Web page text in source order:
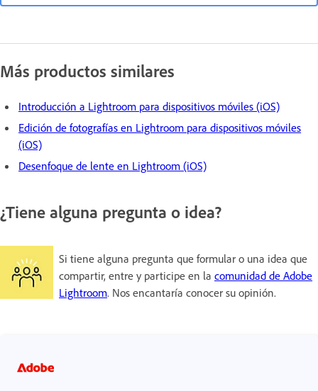
Más productos similares
Introducción a Lightroom para dispositivos móviles (iOS)
Edición de fotografías en Lightroom para dispositivos móviles
(iOS)
Desenfoque de lente en Lightroom (iOS)
¿Tiene alguna pregunta o idea?
Si tiene alguna pregunta que formular o una idea que
compartir, entre y participe en la comunidad de Adobe
Lightroom. Nos encantaría conocer su opinión.